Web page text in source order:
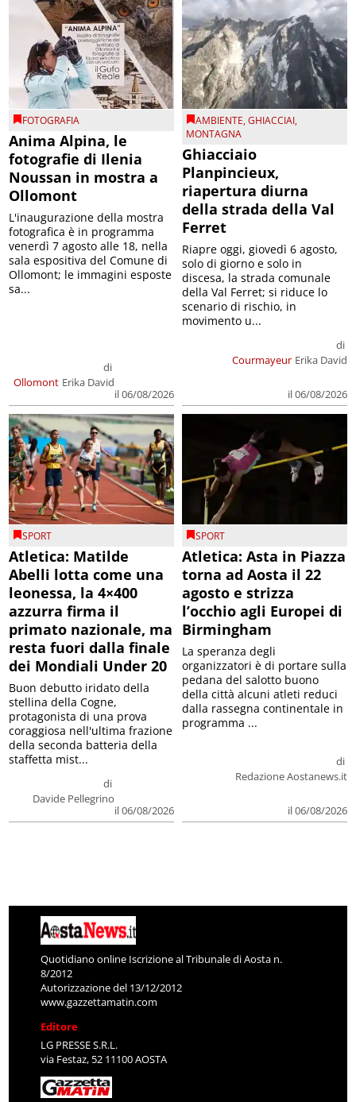
FOTOGRAFIA
Anima Alpina, le
fotografie di Ilenia
Noussan in mostra a
Ollomont
Ollomont
di
Erika David
il 06/08/2026
L'inaugurazione della mostra
fotografica è in programma
venerdì 7 agosto alle 18, nella
sala espositiva del Comune di
Ollomont; le immagini esposte
sa...
AMBIENTE,GHIACCIAI,
MONTAGNA
Ghiacciaio
Planpincieux,
riapertura diurna
della strada della Val
Ferret
Courmayeur
di
Erika David
il 06/08/2026
Riapre oggi, giovedì 6 agosto,
solo di giorno e solo in
discesa, la strada comunale
della Val Ferret; si riduce lo
scenario di rischio, in
movimento u...
SPORT
Atletica: Matilde
Abelli lotta come una
leonessa, la 4×400
azzurra firma il
primato nazionale, ma
resta fuori dalla finale
dei Mondiali Under 20
di
Davide Pellegrino
il 06/08/2026
Buon debutto iridato della
stellina della Cogne,
protagonista di una prova
coraggiosa nell'ultima frazione
della seconda batteria della
staffetta mist...
SPORT
Atletica: Asta in Piazza
torna ad Aosta il 22
agosto e strizza
l’occhio agli Europei di
Birmingham
di
Redazione Aostanews.it
il 06/08/2026
La speranza degli
organizzatori è di portare sulla
pedana del salotto buono
della città alcuni atleti reduci
dalla rassegna continentale in
programma ...
Quotidiano online Iscrizione al Tribunale di Aosta n.
8/2012
Autorizzazione del 13/12/2012
www.gazzettamatin.com
Editore
LG PRESSE S.R.L.
via Festaz, 52 11100 AOSTA